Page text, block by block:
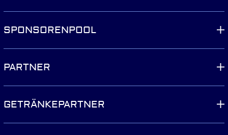
SPONSORENPOOL
PARTNER
GETRÄNKEPARTNER